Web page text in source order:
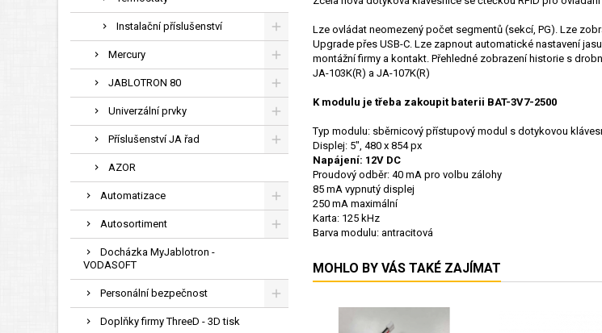
Instalační příslušenství
Mercury
JABLOTRON 80
Univerzální prvky
Příslušenství JA řad
AZOR
Automatizace
Autosortiment
Docházka MyJablotron -
VODASOFT
Personální bezpečnost
Doplňky firmy ThreeD - 3D tisk
Lze ovládat neomezený počet segmentů (sekcí, PG). Lze
Upgrade přes USB-C. Lze zapnout automatické nastavení
montážní firmy a kontakt. Přehledné zobrazení historie s
JA-103K(R) a JA-107K(R)
K modulu je třeba zakoupit baterii BAT-3V7-2500
Typ modulu: sběrnicový přístupový modul s dotykovou
Displej: 5", 480 x 854 px
Napájení: 12V DC
Proudový odběr: 40 mA pro volbu zálohy
85 mA vypnutý displej
250 mA maximální
Karta: 125 kHz
Barva modulu: antracitová
MOHLO BY VÁS TAKÉ ZAJÍMAT